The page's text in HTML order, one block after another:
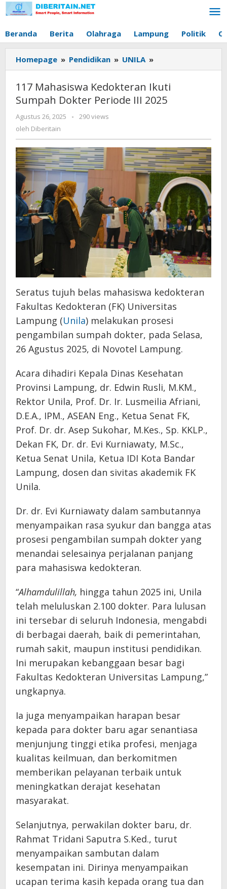
Lewati
ke
Beranda Berita Olahraga Lampung Politik
Homepage » Pendidikan » UNILA »
Mahasiswa
Kedokteran
Ikuti
Sumpah
III
2025
117 Mahasiswa Kedokteran Ikuti
Sumpah Dokter Periode III 2025
Agustus 26, 2025
oleh
-
290 views
oleh Diberitain
Seratus tujuh belas mahasiswa kedokteran
Fakultas Kedokteran (FK) Universitas
Lampung (Unila) melakukan prosesi
pengambilan sumpah dokter, pada Selasa,
26 Agustus 2025, di Novotel Lampung.
Acara dihadiri Kepala Dinas Kesehatan
Provinsi Lampung, dr. Edwin Rusli, M.KM.,
Rektor Unila, Prof. Dr. Ir. Lusmeilia Afriani,
D.E.A., IPM., ASEAN Eng., Ketua Senat FK,
Prof. Dr. dr. Asep Sukohar, M.Kes., Sp. KKLP.,
Dekan FK, Dr. dr. Evi Kurniawaty, M.Sc.,
Ketua Senat Unila, Ketua IDI Kota Bandar
Lampung, dosen dan sivitas akademik FK
Unila.
Dr. dr. Evi Kurniawaty dalam sambutannya
menyampaikan rasa syukur dan bangga atas
prosesi pengambilan sumpah dokter yang
menandai selesainya perjalanan panjang
para mahasiswa kedokteran.
“Alhamdulillah, hingga tahun 2025 ini, Unila
telah meluluskan 2.100 dokter. Para lulusan
ini tersebar di seluruh Indonesia, mengabdi
di berbagai daerah, baik di pemerintahan,
rumah sakit, maupun institusi pendidikan.
Ini merupakan kebanggaan besar bagi
Fakultas Kedokteran Universitas Lampung,”
ungkapnya.
Ia juga menyampaikan harapan besar
kepada para dokter baru agar senantiasa
menjunjung tinggi etika profesi, menjaga
kualitas keilmuan, dan berkomitmen
memberikan pelayanan terbaik untuk
meningkatkan derajat kesehatan
masyarakat.
Selanjutnya, perwakilan dokter baru, dr.
Rahmat Tridani Saputra S.Ked., turut
menyampaikan sambutan dalam
kesempatan ini. Dirinya menyampaikan
ucapan terima kasih kepada orang tua dan